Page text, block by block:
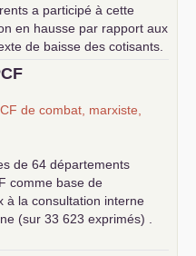
a participé à cette
en hausse par rapport aux
de baisse des cotisants.
de combat, marxiste,
de 64 départements
comme base de
à la consultation interne
(sur 33 623 exprimés) .